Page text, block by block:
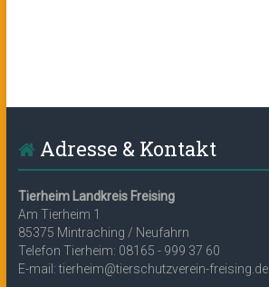
Adresse & Kontakt
Tierheim Landkreis Freising
Am Tierheim 1
85375 Mintraching / Neufahrn
Telefon Tierheim: 08165 - 999 37 60
E-mail: tierheim@tierschutzverein-freising.de